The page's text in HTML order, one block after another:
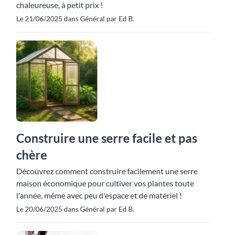
chaleureuse, à petit prix !
Le 21/06/2025 dans Général par Ed B.
Construire une serre facile et pas
chère
Découvrez comment construire facilement une serre
maison économique pour cultiver vos plantes toute
l'année, même avec peu d'espace et de matériel !
Le 20/06/2025 dans Général par Ed B.